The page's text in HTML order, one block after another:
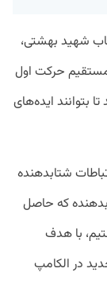
شهید بهشتی،
حرکت اول
بتوانند ایده‌های
شتابدهنده
که حاصل
با هدف
در الکامپ